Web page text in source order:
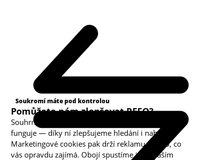
Soukromí máte pod kontrolou
Pomůžete nám zlepšovat REFO?
Souhrnná analytika nám ukazuje, co v obchodě
funguje — díky ní zlepšujeme hledání i nabídku.
Marketingové cookies pak drží reklamu u toho, co
vás opravdu zajímá. Obojí spustíme jen s vaším
Kategorie cookies